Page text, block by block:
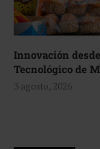
Innovación
Tecnológico de
3 agosto, 2026